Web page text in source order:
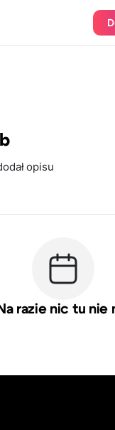
opisu
razie nic tu nie